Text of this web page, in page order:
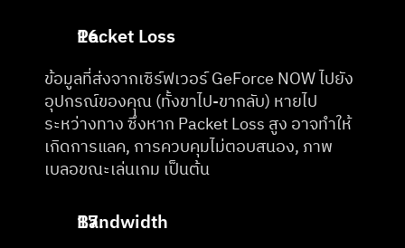
Packet Loss
ข้อมูลที่ส่งจากเซิร์ฟเวอร์ GeForce NOW ไปยัง
อุปกรณ์ของคุณ (ทั้งขาไป-ขากลับ) หายไป
ระหว่างทาง ซึ่งหาก Packet Loss สูง อาจทำให้
เกิดการแลค, การควบคุมไม่ตอบสนอง, ภาพ
เบลอขณะเล่นเกม เป็นต้น
Bandwidth